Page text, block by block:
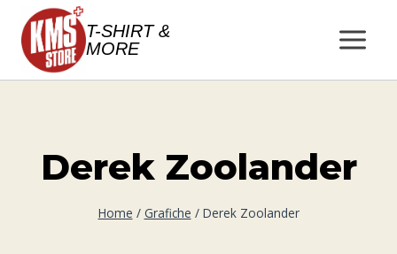
Salta
contenuto
T-SHIRT &
MORE
Derek Zoolander
Home / Grafiche / Derek Zoolander